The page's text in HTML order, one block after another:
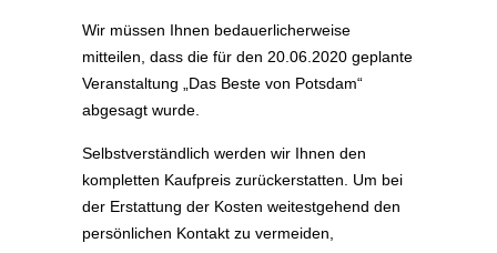
Wir müssen Ihnen bedauerlicherweise
mitteilen, dass die für den 20.06.2020 geplante
Veranstaltung „Das Beste von Potsdam“
abgesagt wurde.
Selbstverständlich werden wir Ihnen den
kompletten Kaufpreis zurückerstatten. Um bei
der Erstattung der Kosten weitestgehend den
persönlichen Kontakt zu vermeiden,